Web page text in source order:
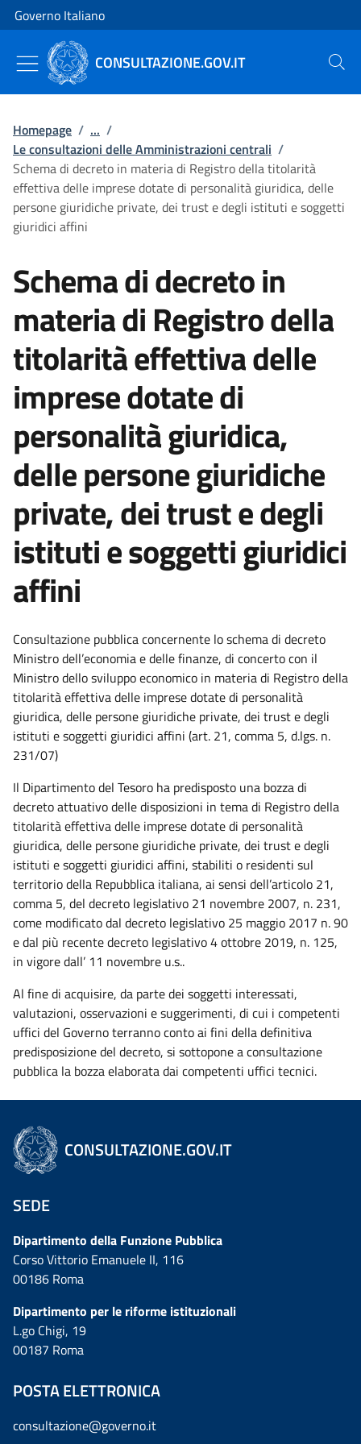
Vai al contenuto
Vai alla navigazione del sito
Governo Italiano
CONSULTAZIONE.GOV.IT Cerca
Homepage / ... /
Le consultazioni delle Amministrazioni centrali /
Schema di decreto in materia di Registro della titolarità
effettiva delle imprese dotate di personalità giuridica, delle
persone giuridiche private, dei trust e degli istituti e soggetti
giuridici affini
Schema di decreto in
materia di Registro della
titolarità effettiva delle
imprese dotate di
personalità giuridica,
delle persone giuridiche
private, dei trust e degli
istituti e soggetti giuridici
affini
Consultazione pubblica concernente lo schema di decreto
Ministro dell’economia e delle finanze, di concerto con il
Ministro dello sviluppo economico in materia di Registro della
titolarità effettiva delle imprese dotate di personalità
giuridica, delle persone giuridiche private, dei trust e degli
istituti e soggetti giuridici affini (art. 21, comma 5, d.lgs. n.
231/07)
Il Dipartimento del Tesoro ha predisposto una bozza di
decreto attuativo delle disposizioni in tema di Registro della
titolarità effettiva delle imprese dotate di personalità
giuridica, delle persone giuridiche private, dei trust e degli
istituti e soggetti giuridici affini, stabiliti o residenti sul
territorio della Repubblica italiana, ai sensi dell’articolo 21,
comma 5, del decreto legislativo 21 novembre 2007, n. 231,
come modificato dal decreto legislativo 25 maggio 2017 n. 90
e dal più recente decreto legislativo 4 ottobre 2019, n. 125,
in vigore dall’ 11 novembre u.s..
Al fine di acquisire, da parte dei soggetti interessati,
valutazioni, osservazioni e suggerimenti, di cui i competenti
uffici del Governo terranno conto ai fini della definitiva
predisposizione del decreto, si sottopone a consultazione
pubblica la bozza elaborata dai competenti uffici tecnici.
CONSULTAZIONE.GOV.IT
SEDE
Dipartimento della Funzione Pubblica
Corso Vittorio Emanuele II, 116
00186 Roma
Dipartimento per le riforme istituzionali
L.go Chigi, 19
00187 Roma
POSTA ELETTRONICA
consultazione@governo.it